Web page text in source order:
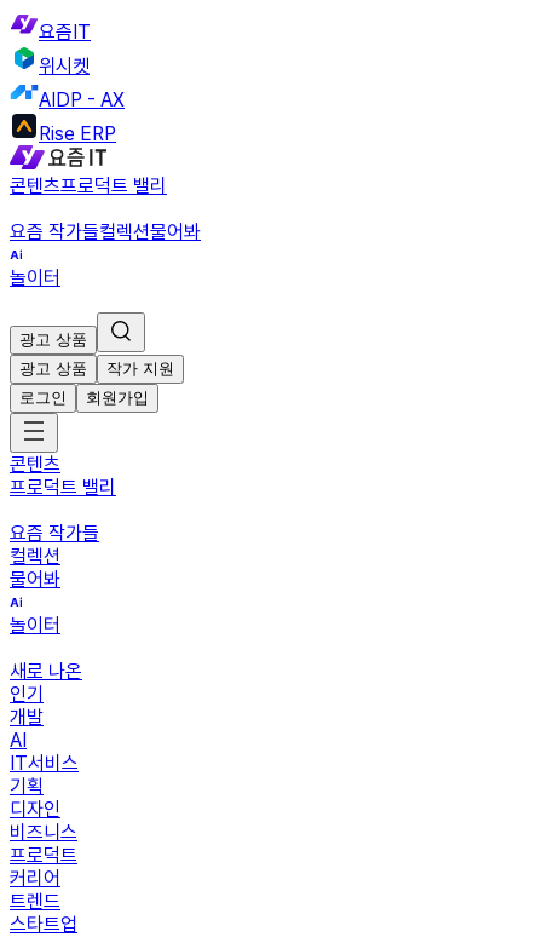
요즘IT
위시켓
AIDP - AX
Rise ERP
콘텐츠프로덕트 밸리
요즘 작가들컬렉션물어봐
놀이터
광고 상품
광고 상품
작가 지원
로그인
회원가입
콘텐츠
프로덕트 밸리
요즘 작가들
컬렉션
물어봐
놀이터
새로 나온
인기
개발
AI
IT서비스
기획
디자인
비즈니스
프로덕트
커리어
트렌드
스타트업